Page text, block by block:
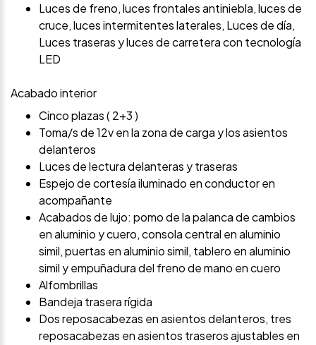
Luces de freno, luces frontales antiniebla, luces de
cruce, luces intermitentes laterales, Luces de día,
Luces traseras y luces de carretera con tecnología
LED
Acabado interior
Cinco plazas ( 2+3 )
Toma/s de 12v en la zona de carga y los asientos
delanteros
Luces de lectura delanteras y traseras
Espejo de cortesía iluminado en conductor en
acompañante
Acabados de lujo: pomo de la palanca de cambios
en aluminio y cuero, consola central en aluminio
simil, puertas en aluminio simil, tablero en aluminio
simil y empuñadura del freno de mano en cuero
Alfombrillas
Bandeja trasera rígida
Dos reposacabezas en asientos delanteros, tres
reposacabezas en asientos traseros ajustables en